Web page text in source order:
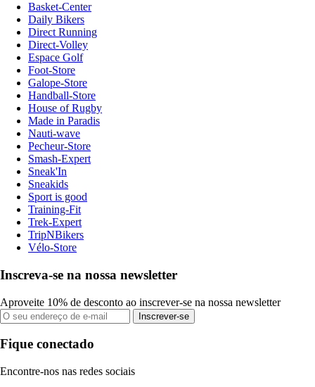
Basket-Center
Daily Bikers
Direct Running
Direct-Volley
Espace Golf
Foot-Store
Galope-Store
Handball-Store
House of Rugby
Made in Paradis
Nauti-wave
Pecheur-Store
Smash-Expert
Sneak'In
Sneakids
Sport is good
Training-Fit
Trek-Expert
TripNBikers
Vélo-Store
Inscreva-se na nossa newsletter
Aproveite 10% de desconto ao inscrever-se na nossa newsletter
Inscrever-se
Fique conectado
Encontre-nos nas redes sociais